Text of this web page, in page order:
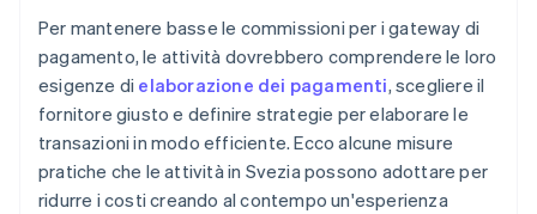
Per mantenere basse le commissioni per i gateway di
pagamento, le attività dovrebbero comprendere le loro
esigenze di elaborazione dei pagamenti, scegliere il
fornitore giusto e definire strategie per elaborare le
transazioni in modo efficiente. Ecco alcune misure
pratiche che le attività in Svezia possono adottare per
ridurre i costi creando al contempo un'esperienza